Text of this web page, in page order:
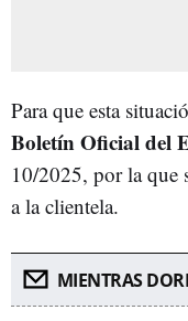
Para que esta
Boletín Oficial del
10/2025, por la que
a la clientela.
MIENTRAS